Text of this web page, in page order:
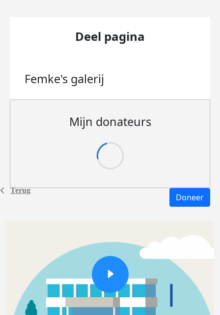
Terug
Deel pagina
Femke's galerij
Mijn donateurs
Doneer